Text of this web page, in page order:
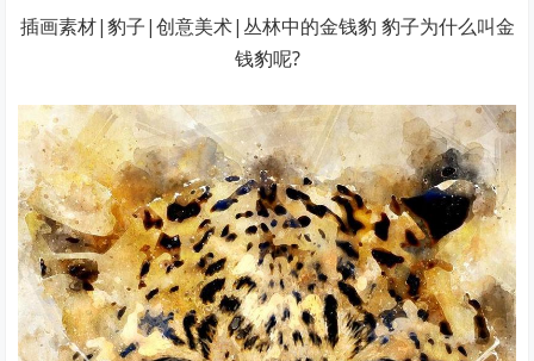
插画素材|豹子|创意美术|丛林中的金钱豹 豹子为什么叫金
钱豹呢?